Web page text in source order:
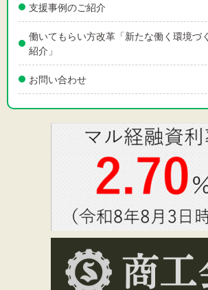
支援事例のご紹介
働いてもらい方改革「新たな働く環境づ
紹介」
お問い合わせ